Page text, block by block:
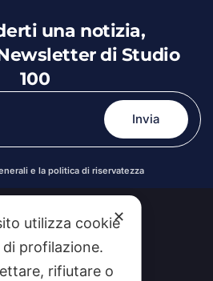
una notizia,
di Studio
100
e la politica di riservatezza
✕
utilizza cookie
profilazione.
rifiutare o